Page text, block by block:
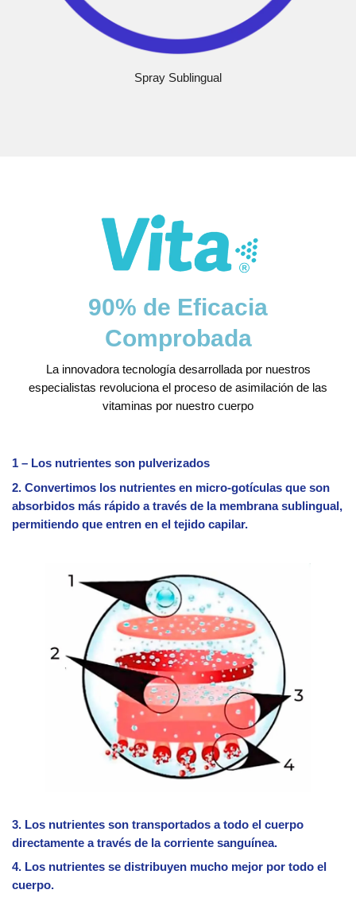
Spray Sublingual
90% de Eficacia
Comprobada
La innovadora tecnología desarrollada por nuestros
especialistas revoluciona el proceso de asimilación de las
vitaminas por nuestro cuerpo
1 – Los nutrientes son pulverizados
2. Convertimos los nutrientes en micro-gotículas que son
absorbidos más rápido a través de la membrana sublingual,
permitiendo que entren en el tejido capilar.
3. Los nutrientes son transportados a todo el cuerpo
directamente a través de la corriente sanguínea.
4. Los nutrientes se distribuyen mucho mejor por todo el
cuerpo.